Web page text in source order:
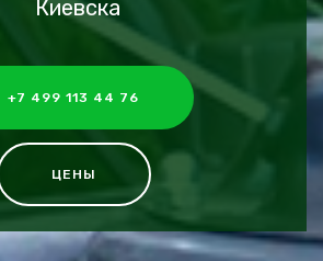
Киевска
+7 499 113 44 76
ЦЕНЫ